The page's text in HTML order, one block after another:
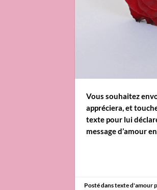
Vous souhaitez
appréciera, et
texte pour lui
message d’amour
Posté danstexte d'amour